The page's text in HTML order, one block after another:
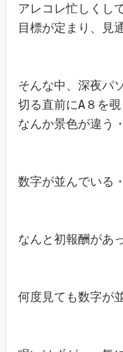
アレコレ忙しくし
目標が定まり、見
そんな中、深夜パ
切る直前にA８を覗
なんか景色が違う
数字が並んでいる
なんと初報酬があ
何度見ても数字が